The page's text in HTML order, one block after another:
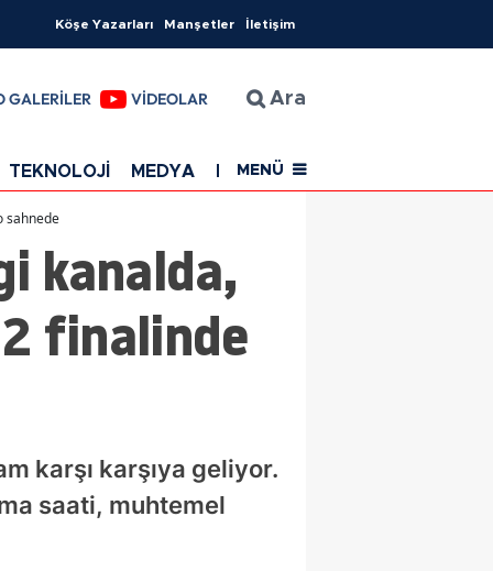
Köşe Yazarları Manşetler İletişim
GALERİLER VİDEOLAR Ara
TEKNOLOJİ MEDYA EĞİTİM SAĞLIK
MENÜ
sahnede
kanalda,
finalinde
karşı karşıya geliyor.
saati, muhtemel